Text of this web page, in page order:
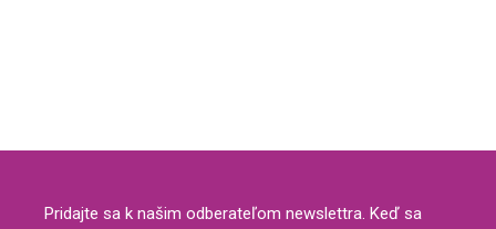
Pridajte sa k našim odberateľom newslettra. Keď sa